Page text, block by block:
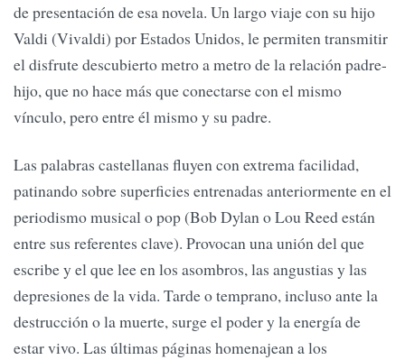
de presentación de esa novela. Un largo viaje con su hijo
Valdi (Vivaldi) por Estados Unidos, le permiten transmitir
el disfrute descubierto metro a metro de la relación padre-
hijo, que no hace más que conectarse con el mismo
vínculo, pero entre él mismo y su padre.
Las palabras castellanas fluyen con extrema facilidad,
patinando sobre superficies entrenadas anteriormente en el
periodismo musical o pop (Bob Dylan o Lou Reed están
entre sus referentes clave). Provocan una unión del que
escribe y el que lee en los asombros, las angustias y las
depresiones de la vida. Tarde o temprano, incluso ante la
destrucción o la muerte, surge el poder y la energía de
estar vivo. Las últimas páginas homenajean a los